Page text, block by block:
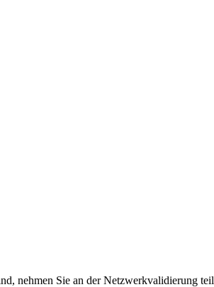
nehmen Sie an der Netzwerkvalidierung